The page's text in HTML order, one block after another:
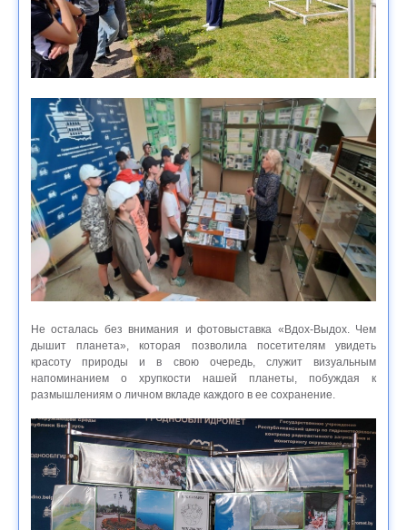
Не осталась без внимания и фотовыставка «Вдох-Выдох. Чем
дышит планета», которая позволила посетителям увидеть
красоту природы и в свою очередь, служит визуальным
напоминанием о хрупкости нашей планеты, побуждая к
размышлениям о личном вкладе каждого в ее сохранение.